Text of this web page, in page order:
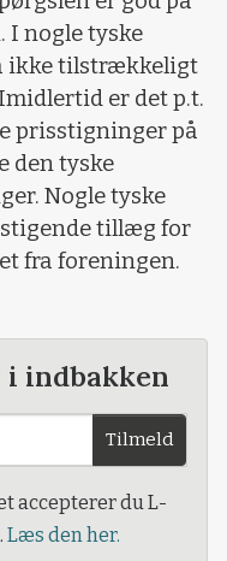
I nogle tyske
ikke tilstrækkeligt
er det p.t.
prisstigninger på
den tyske
Nogle tyske
tillæg for
fra foreningen.
i indbakken
Tilmeld
accepterer du L-
Læs den her.